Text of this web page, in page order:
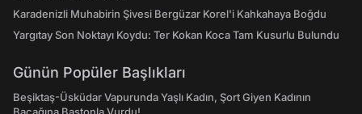
Karadenizli Muhabirin Şivesi Bergüzar Korel'i Kahkahaya Boğdu
Yargıtay Son Noktayı Koydu: Ter Kokan Koca Tam Kusurlu Bulundu
Günün Popüler Başlıkları
Beşiktaş-Üsküdar Vapurunda Yaşlı Kadın, Şort Giyen Kadının